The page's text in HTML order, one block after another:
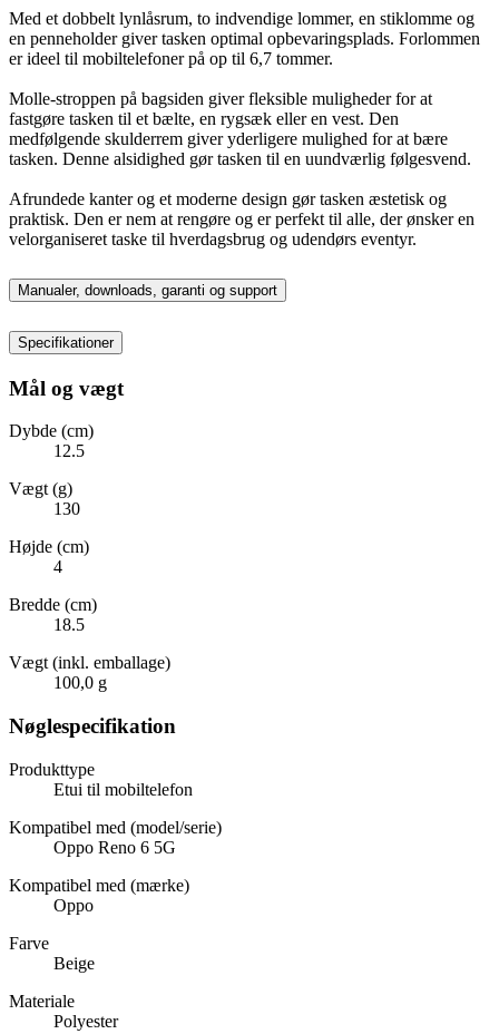
Med et dobbelt lynlåsrum, to indvendige lommer, en stiklomme og
en penneholder giver tasken optimal opbevaringsplads. Forlommen
er ideel til mobiltelefoner på op til 6,7 tommer.
Molle-stroppen på bagsiden giver fleksible muligheder for at
fastgøre tasken til et bælte, en rygsæk eller en vest. Den
medfølgende skulderrem giver yderligere mulighed for at bære
tasken. Denne alsidighed gør tasken til en uundværlig følgesvend.
Afrundede kanter og et moderne design gør tasken æstetisk og
praktisk. Den er nem at rengøre og er perfekt til alle, der ønsker en
velorganiseret taske til hverdagsbrug og udendørs eventyr.
Manualer, downloads, garanti og support
Specifikationer
Mål og vægt
Dybde (cm)
12.5
Vægt (g)
130
Højde (cm)
4
Bredde (cm)
18.5
Vægt (inkl. emballage)
100,0 g
Nøglespecifikation
Produkttype
Etui til mobiltelefon
Kompatibel med (model/serie)
Oppo Reno 6 5G
Kompatibel med (mærke)
Oppo
Farve
Beige
Materiale
Polyester